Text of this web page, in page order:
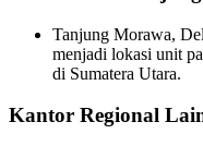
Tanjung Morawa,
menjadi lokasi unit
di Sumatera Utara.
Kantor Regional